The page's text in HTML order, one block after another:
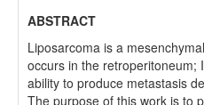
ABSTRACT
Liposarcoma is a
occurs in the retroperitoneum;
ability to produce metastasis
The purpose of this work is to